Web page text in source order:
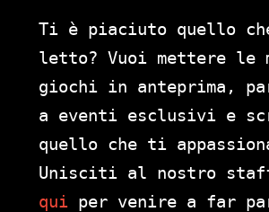
Ti è piaciuto quello
letto? Vuoi mettere le
giochi in anteprima,
a eventi esclusivi e
quello che ti
Unisciti al nostro
qui per venire a far